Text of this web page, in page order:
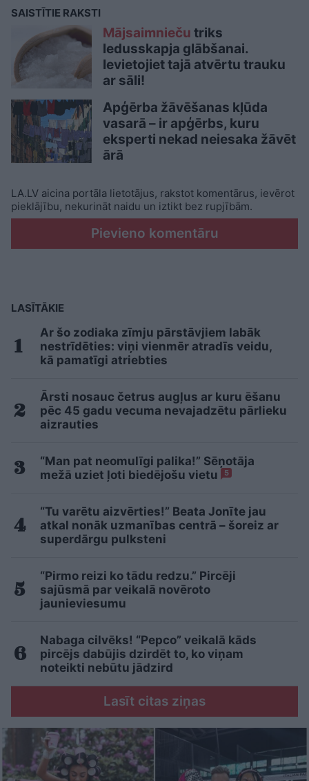
SAISTĪTIE RAKSTI
Mājsaimnieču triks
ledusskapja glābšanai.
Ievietojiet tajā atvērtu trauku
ar sāli!
Apģērba žāvēšanas kļūda
vasarā – ir apģērbs, kuru
eksperti nekad neiesaka žāvēt
ārā
LA.LV aicina portāla lietotājus, rakstot komentārus, ievērot
pieklājību, nekurināt naidu un iztikt bez rupjībām.
Pievieno komentāru
LASĪTĀKIE
Ar šo zodiaka zīmju pārstāvjiem labāk
nestrīdēties: viņi vienmēr atradīs veidu,
kā pamatīgi atriebties
Ārsti nosauc četrus augļus ar kuru ēšanu
pēc 45 gadu vecuma nevajadzētu pārlieku
aizrauties
“Man pat neomulīgi palika!” Sēņotāja
mežā uziet ļoti biedējošu vietu
5
“Tu varētu aizvērties!” Beata Jonīte jau
atkal nonāk uzmanības centrā – šoreiz ar
superdārgu pulksteni
“Pirmo reizi ko tādu redzu.” Pircēji
sajūsmā par veikalā novēroto
jaunieviesumu
Nabaga cilvēks! “Pepco” veikalā kāds
pircējs dabūjis dzirdēt to, ko viņam
noteikti nebūtu jādzird
Lasīt citas ziņas